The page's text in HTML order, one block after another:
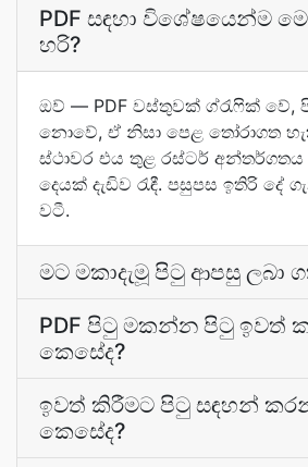
PDF සඳහා විශේෂයෙන්ම
හරි?
ඔව් — PDF වස්තුවක් ග්රැෆික් වේ,
නොවේ, ඒ නිසා පෙළ තෝරාගත
ස්ථාවර එය තුළ රස්ටර්
දෙයක් දැඩිව රැඳී. පසුපස ඉතිරි දේ
වටී.
මට මකාදැමූ පිටු ආපසු ලබා
PDF පිටු මකන්න පිටු ඉවත්
කෙසේද?
ඉවත් කිරීමට පිටු සඳහන්
කෙසේද?